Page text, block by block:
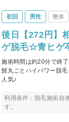
初回 男性 整体
後日【272円】
ゲ脱毛☆青ヒゲ
施術時間は約20分で終
髭丸ごとハイパワー脱
人気♪
利用条件：脱毛施術自
す。